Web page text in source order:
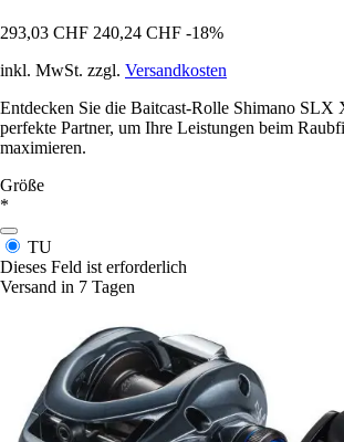
293,03 CHF 240,24 CHF -18%
inkl. MwSt. zzgl. Versandkosten
Entdecken Sie die Baitcast-Rolle Shimano SLX
perfekte Partner, um Ihre Leistungen beim
maximieren.
Größe
*
TU
Dieses Feld ist erforderlich
Versand in 7 Tagen